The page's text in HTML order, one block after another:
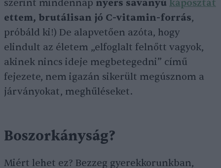
szerint mindennap nyers savanyú káposztát
ettem, brutálisan jó C-vitamin-forrás,
próbáld ki!) De alapvetően azóta, hogy
elindult az életem „elfoglalt felnőtt vagyok,
akinek nincs ideje megbetegedni” című
fejezete, nem igazán sikerült megúsznom a
járványokat, meghűléseket.
Boszorkányság?
Miért lehet ez? Bezzeg gyerekkorunkban,